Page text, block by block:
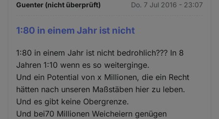
Guenter (nicht überprüft) Do. 7 Jul 2016 - 23:07
1:80 in einem Jahr ist nicht
1:80 in einem Jahr ist nicht bedrohlich??? In 8
Jahren 1:10 wenn es so weiterginge.
Und ein Potential von x Millionen, die ein Recht
hätten nach unseren Maßstäben hier zu leben.
Und es gibt keine Obergrenze.
Und bei70 Millionen Weicheiern genügen